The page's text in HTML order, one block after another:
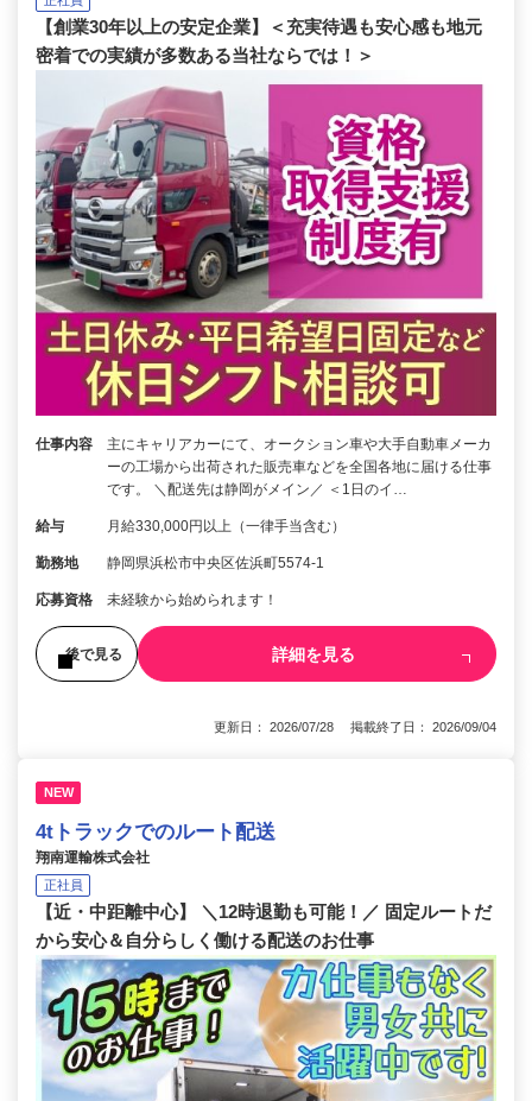
【創業30年以上の安定企業】＜充実待遇も安心感も地元
密着での実績が多数ある当社ならでは！＞
仕事内容
主にキャリアカーにて、オークション車や大手自動車メーカ
ーの工場から出荷された販売車などを全国各地に届ける仕事
です。 ＼配送先は静岡がメイン／ ＜1日のイ…
給与 月給330,000円以上（一律手当含む）
勤務地 静岡県浜松市中央区佐浜町5574-1
応募資格 未経験から始められます！
後で見る 詳細を見る
更新日： 2026/07/28 掲載終了日： 2026/09/04
NEW
4tトラックでのルート配送
翔南運輸株式会社
正社員
【近・中距離中心】 ＼12時退勤も可能！／ 固定ルートだ
から安心＆自分らしく働ける配送のお仕事